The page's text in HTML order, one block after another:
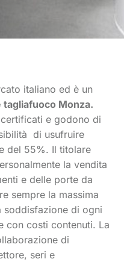
italiano ed è un
tagliafuoco Monza.
e godono di
di usufruire
del 55%. Il titolare
la vendita
e delle porte da
sempre la massima
soddisfazione di ogni
con costi contenuti. La
di
seri e